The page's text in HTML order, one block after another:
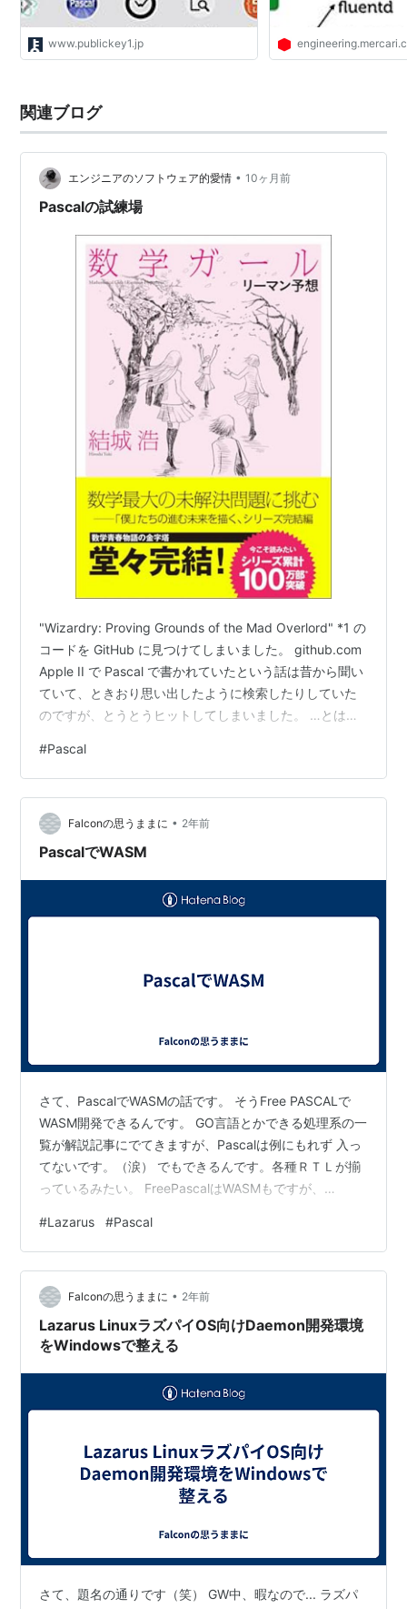
1970年代後半くらいまでは大小問わずコンピューター
には互換性の概念が希薄だったため、プログラム言語の
気テープ回覧で大學のコンピューターセンターの間に瞬
その後OS一式をP-Codeで記述するUCSD P-Systemが
カリフォルニア大學サン・ディエゴ校で開発されると、
これも非互換で当たり前だったマイコン市場で歓迎され
た。同様の思想はSmalltalkのbytecodeマシンにも見ら
言語仕様が厳密
ハードウェア環境への依存性が低い（抽象度が高
配列、レコード、集合、ポインタといった構造化デ
ータがそろっている
if, while, repeatといった構造化制御方法がそろって
再帰呼び出しを許す
といった特徴がある一方で、これだけの言語でありなが
ら処理系の負担が小さいという特徴があった。例を挙げ
るとPascal P4コンパイラはコメント込みで4000行しか
ない。処理系が小さく、かつフリーで手に入ることがあ
ったことから、Pascalは多くの派生言語を生み出した。
Wirth自身は名著「アルゴリズム＋データ構造＝プログ
ラム」の中で、コンパイラの例題に使う小規模言語PL/0
を紹介しているが、これはPascalの縮小版である。初期
の並行プログラミング言語を研究したPer Brinch
HansenはPascalをもとにConcurrent Pascalを開発し
た。
Wirthはサバティカル休暇を生かしてXerox PARCや
Apple Computerを訪れている。Wirthはアプリケーシ
ションのシステムを記述しているのをみて考えを改め
のシステム記述に使った。AppleはWirthに援助を求め
ジェクト指向機能を付加する試みを行った。この結果生
まれたClasscalはさらに発展してObject Pascalとなり
Macintosh初のオブジェクト指向フレームワーク、
MacAppの土台となった。
Borland
と独自の拡張（分割コンパイルやオブジェクト指向な
ど）が為されていて一世を風靡した。そのノウハウは
Delphiに受け継がれている。
。さらに6.0でアプリケーション・フレ
ームワーク Turbo Visionをバンドルした。Turbo Vision
はCUI画面上でオーバーラップウインドウを実現する画
期的なクラス・ライブラリだった。
Borlandの創設者Philip KahnはETHでN.Wirthの教えを
実際にはBorland方言
www.publickey1.jp
関連ブログ
エンジニアのソフトウェア的愛情 • 10ヶ月前
Pascalの試練場
"Wizardry: Proving Grounds of the Mad Overlord" *1 の
コードを GitHub に見つけてしまいました。 github.com
Apple II で Pascal で書かれていたという話は昔から聞い
ていて、ときおり思い出したように検索したりしていた
のですが、とうとうヒットしてしまいました。 …とはい
少なくともコードの書き方から、当時使われていた
UCSD Pascal のコードであることは間違いないようで
す。 また main ブランチの最新の状態は、デバッグされ
多少改変されています。 GitH…
#Pascal
Falconの思うままに • 2年前
PascalでWASM
さて、PascalでWASMの話です。 そうFree PASCALで
WASM開発できるんです。 GO言語とかできる処理系の一
覧が解説記事にでてきますが、Pascalは例にもれず 入っ
てないです。（涙） でもできるんです。各種ＲＴＬが揃
っているみたい。 FreePascalはWASMもですが、
よ。（やる気になれば） WASMですが、何に使うのかが
一番悩みますね。 やってみたいけど作りたい何かが浮か
ばない。 そのモチベーションを得ないとコーディングに
かかれないなあ。 チュートリアルでもやりますか。 では
では。
#Lazarus #Pascal
Falconの思うままに • 2年前
Lazarus LinuxラズパイOS向けDaemon開発環境
をWindowsで整える
さて、題名の通りです（笑） GW中、暇なので... ラズパ